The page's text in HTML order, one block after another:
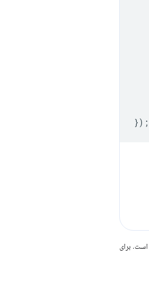
});
است. برای